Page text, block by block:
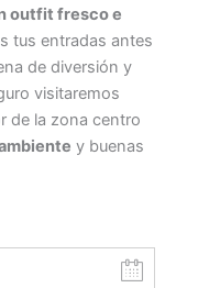
outfit fresco e
tus entradas antes
de diversión y
visitaremos
de la zona centro
y buenas